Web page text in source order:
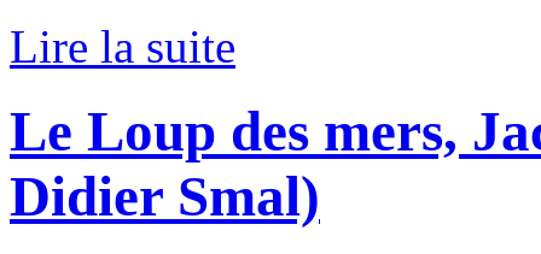
Lire la suite
Le Loup des mers,
Didier Smal)